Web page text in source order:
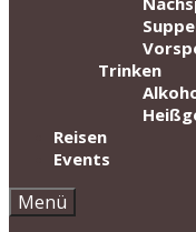
Trinken
Reisen
Events
Menü